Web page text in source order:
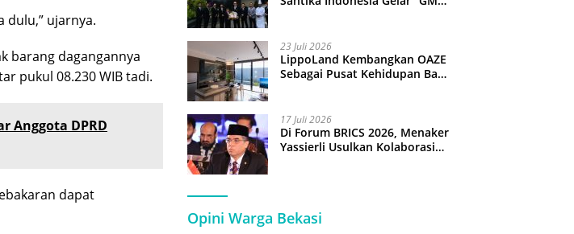
dulu,” ujarnya.
barang dagangannya
pukul 08.230 WIB tadi.
Anggota DPRD
dapat
23 Juli 2026
LippoLand Kembangkan OAZE
Sebagai Pusat Kehidupan Baru
17 Juli 2026
Di Forum BRICS 2026, Menaker
Yassierli Usulkan Kolaborasi
Opini Warga Bekasi